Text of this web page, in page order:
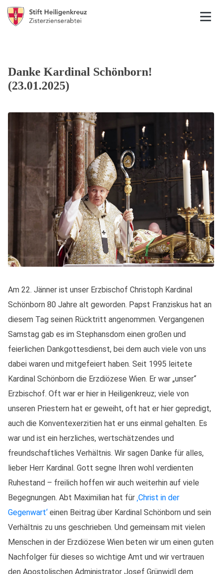
Danke Kardinal Schönborn!
(23.01.2025)
Am 22. Jänner ist unser Erzbischof Christoph Kardinal
Schönborn 80 Jahre alt geworden. Papst Franziskus hat an
diesem Tag seinen Rücktritt angenommen. Vergangenen
Samstag gab es im Stephansdom einen großen und
feierlichen Dankgottesdienst, bei dem auch viele von uns
dabei waren und mitgefeiert haben. Seit 1995 leitete
Kardinal Schönborn die Erzdiözese Wien. Er war „unser“
Erzbischof. Oft war er hier in Heiligenkreuz; viele von
unseren Priestern hat er geweiht, oft hat er hier gepredigt,
auch die Konventexerzitien hat er uns einmal gehalten. Es
war und ist ein herzliches, wertschätzendes und
freundschaftliches Verhältnis. Wir sagen Danke für alles,
lieber Herr Kardinal. Gott segne Ihren wohl verdienten
Ruhestand – freilich hoffen wir auch weiterhin auf viele
Begegnungen. Abt Maximilian hat für ‚Christ in der
Gegenwart‘ einen Beitrag über Kardinal Schönborn und sein
Verhältnis zu uns geschrieben. Und gemeinsam mit vielen
Menschen in der Erzdiözese Wien beten wir um einen guten
Nachfolger für dieses so wichtige Amt und wir vertrauen
den Apostolischen Administrator Josef Grünwidl dem